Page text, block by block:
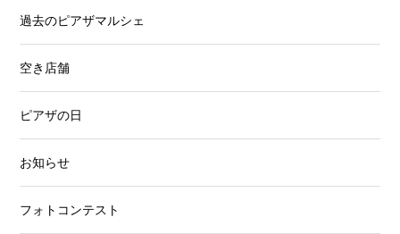
過去のピアザマルシェ
空き店舗
ピアザの日
お知らせ
フォトコンテスト